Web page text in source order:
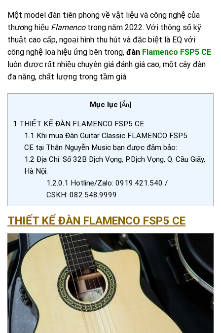
Một model đàn tiên phong về vật liệu và công nghệ của
thương hiệu Flamencotrong năm 2022. Với thông số kỹ
thuật cao cấp, ngoại hình thu hút và đặc biệt là EQ với
công nghệ loa hiệu ứng bên trong, đàn Flamenco FSP5 CE
luôn được rất nhiều chuyên giá đánh giá cao, một cây đàn
đa năng, chất lượng trong tầm giá.
Mục lục [Ẩn]
1 THIẾT KẾ ĐÀN FLAMENCO FSP5 CE
1.1 Khi mua Đàn Guitar Classic FLAMENCO FSP5
CE tại Thân Nguyễn Music bạn được đảm bảo:
1.2 Địa Chỉ: Số 32B Dịch Vọng, P.Dịch Vọng, Q. Cầu Giấy,
Hà Nội.
1.2.0.1 Hotline/Zalo: 0919.421.540 /
CSKH: 082.548.9999
THIẾT KẾ ĐÀN FLAMENCO FSP5 CE